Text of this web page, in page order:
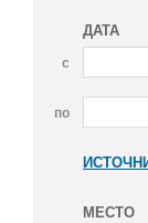
ДАТА
с
по
МЕСТО